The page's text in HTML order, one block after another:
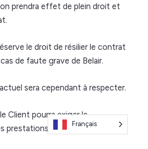
prendra effet de plein droit et
le droit de résilier le contrat
de faute grave de Belair.
sera cependant à respecter.
Client pourra exiger le
prestations exécutées et non
Français